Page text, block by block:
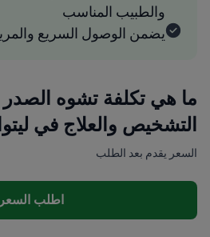
ما هي تكلفة تشوه الصدر
التشخيص والعلاج في
السعر يقدم بعد الطلب
اطلب السعر
والطبيب المناسب
يضمن الوصول السريع